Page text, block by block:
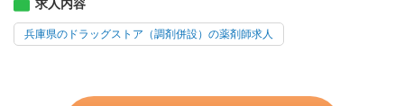
求人内容
兵庫県のドラッグストア（調剤併設）の薬剤師求人